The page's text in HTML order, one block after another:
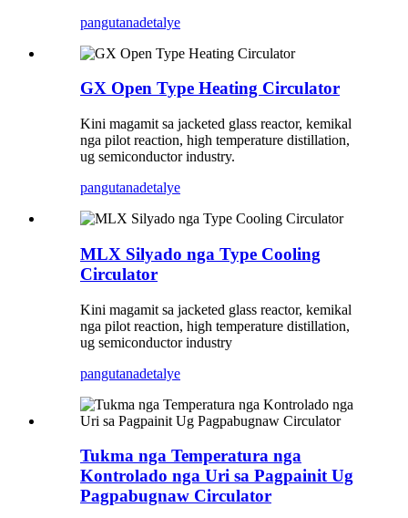
pangutanadetalye
GX Open Type Heating Circulator
Kini magamit sa jacketed glass reactor, kemikal
nga pilot reaction, high temperature distillation,
ug semiconductor industry.
pangutanadetalye
MLX Silyado nga Type Cooling
Circulator
Kini magamit sa jacketed glass reactor, kemikal
nga pilot reaction, high temperature distillation,
ug semiconductor industry
pangutanadetalye
Tukma nga Temperatura nga
Kontrolado nga Uri sa Pagpainit Ug
Pagpabugnaw Circulator